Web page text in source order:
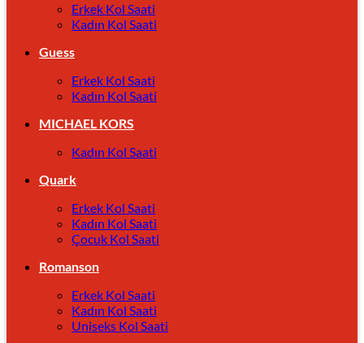
Erkek Kol Saati
Kadın Kol Saati
Guess
Erkek Kol Saati
Kadın Kol Saati
MICHAEL KORS
Kadın Kol Saati
Quark
Erkek Kol Saati
Kadın Kol Saati
Çocuk Kol Saati
Romanson
Erkek Kol Saati
Kadın Kol Saati
Uniseks Kol Saati